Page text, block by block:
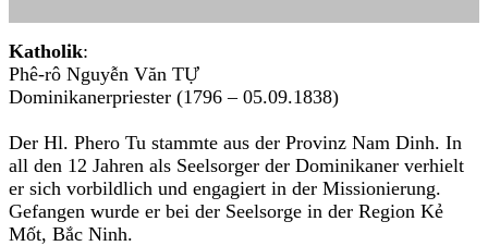
Katholik:
Phê-rô Nguyễn Văn TỰ
Dominikanerpriester (1796 – 05.09.1838)
Der Hl. Phero Tu stammte aus der Provinz Nam Dinh. In
all den 12 Jahren als Seelsorger der Dominikaner verhielt
er sich vorbildlich und engagiert in der Missionierung.
Gefangen wurde er bei der Seelsorge in der Region Kẻ
Mốt, Bắc Ninh.